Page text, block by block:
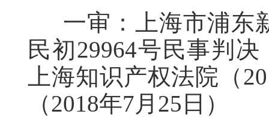
一审：上海市浦东
民初29964号民事判
上海知识产权法院（
（2018年7月25日）